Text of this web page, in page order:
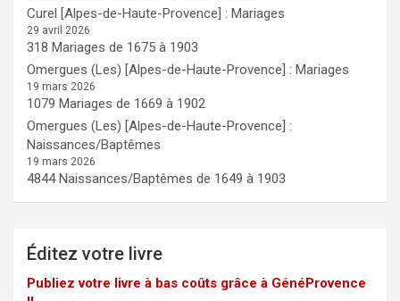
Curel [Alpes-de-Haute-Provence] : Mariages
29 avril 2026
318 Mariages de 1675 à 1903
Omergues (Les) [Alpes-de-Haute-Provence] : Mariages
19 mars 2026
1079 Mariages de 1669 à 1902
Omergues (Les) [Alpes-de-Haute-Provence] :
Naissances/Baptêmes
19 mars 2026
4844 Naissances/Baptêmes de 1649 à 1903
Éditez votre livre
Publiez votre livre à bas coûts grâce à GénéProvence